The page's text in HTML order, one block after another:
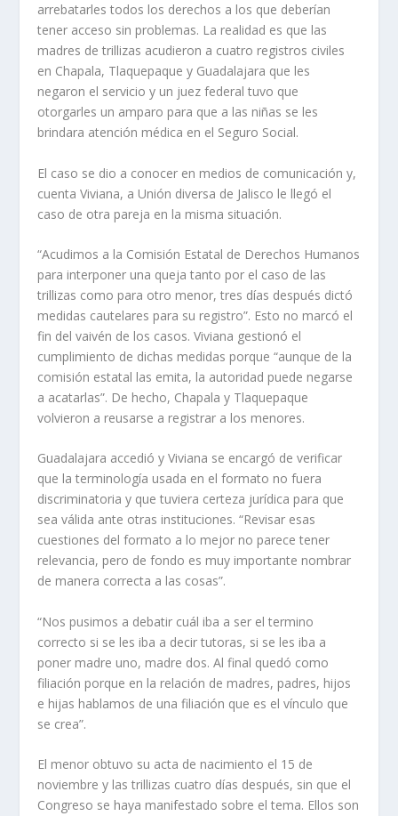
arrebatarles todos los derechos a los que deberían
tener acceso sin problemas. La realidad es que las
madres de trillizas acudieron a cuatro registros civiles
en Chapala, Tlaquepaque y Guadalajara que les
negaron el servicio y un juez federal tuvo que
otorgarles un amparo para que a las niñas se les
brindara atención médica en el Seguro Social.
El caso se dio a conocer en medios de comunicación y,
cuenta Viviana, a Unión diversa de Jalisco le llegó el
caso de otra pareja en la misma situación.
“Acudimos a la Comisión Estatal de Derechos Humanos
para interponer una queja tanto por el caso de las
trillizas como para otro menor, tres días después dictó
medidas cautelares para su registro”. Esto no marcó el
fin del vaivén de los casos. Viviana gestionó el
cumplimiento de dichas medidas porque “aunque de la
comisión estatal las emita, la autoridad puede negarse
a acatarlas”. De hecho, Chapala y Tlaquepaque
volvieron a reusarse a registrar a los menores.
Guadalajara accedió y Viviana se encargó de verificar
que la terminología usada en el formato no fuera
discriminatoria y que tuviera certeza jurídica para que
sea válida ante otras instituciones. “Revisar esas
cuestiones del formato a lo mejor no parece tener
relevancia, pero de fondo es muy importante nombrar
de manera correcta a las cosas”.
“Nos pusimos a debatir cuál iba a ser el termino
correcto si se les iba a decir tutoras, si se les iba a
poner madre uno, madre dos. Al final quedó como
filiación porque en la relación de madres, padres, hijos
e hijas hablamos de una filiación que es el vínculo que
se crea”.
El menor obtuvo su acta de nacimiento el 15 de
noviembre y las trillizas cuatro días después, sin que el
Congreso se haya manifestado sobre el tema. Ellos son